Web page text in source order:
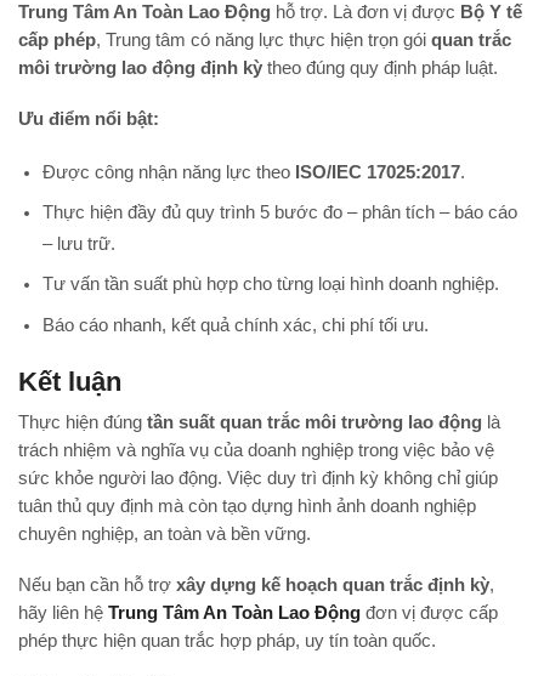
Trung Tâm An Toàn Lao Động hỗ trợ. Là đơn vị được Bộ Y tế
cấp phép, Trung tâm có năng lực thực hiện trọn gói quan trắc
môi trường lao động định kỳ theo đúng quy định pháp luật.
Ưu điểm nổi bật:
Được công nhận năng lực theo ISO/IEC 17025:2017.
Thực hiện đầy đủ quy trình 5 bước đo – phân tích – báo cáo
– lưu trữ.
Tư vấn tần suất phù hợp cho từng loại hình doanh nghiệp.
Báo cáo nhanh, kết quả chính xác, chi phí tối ưu.
Kết luận
Thực hiện đúng tần suất quan trắc môi trường lao động là
trách nhiệm và nghĩa vụ của doanh nghiệp trong việc bảo vệ
sức khỏe người lao động. Việc duy trì định kỳ không chỉ giúp
tuân thủ quy định mà còn tạo dựng hình ảnh doanh nghiệp
chuyên nghiệp, an toàn và bền vững.
Nếu bạn cần hỗ trợ xây dựng kế hoạch quan trắc định kỳ,
hãy liên hệ Trung Tâm An Toàn Lao Động đơn vị được cấp
phép thực hiện quan trắc hợp pháp, uy tín toàn quốc.